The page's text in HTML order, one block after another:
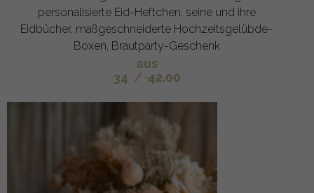
personalisierte Eid-Heftchen, seine und ihre
Eidbücher, maßgeschneiderte Hochzeitsgelübde-
Boxen, Brautparty-Geschenk
aus
34 / 42.00